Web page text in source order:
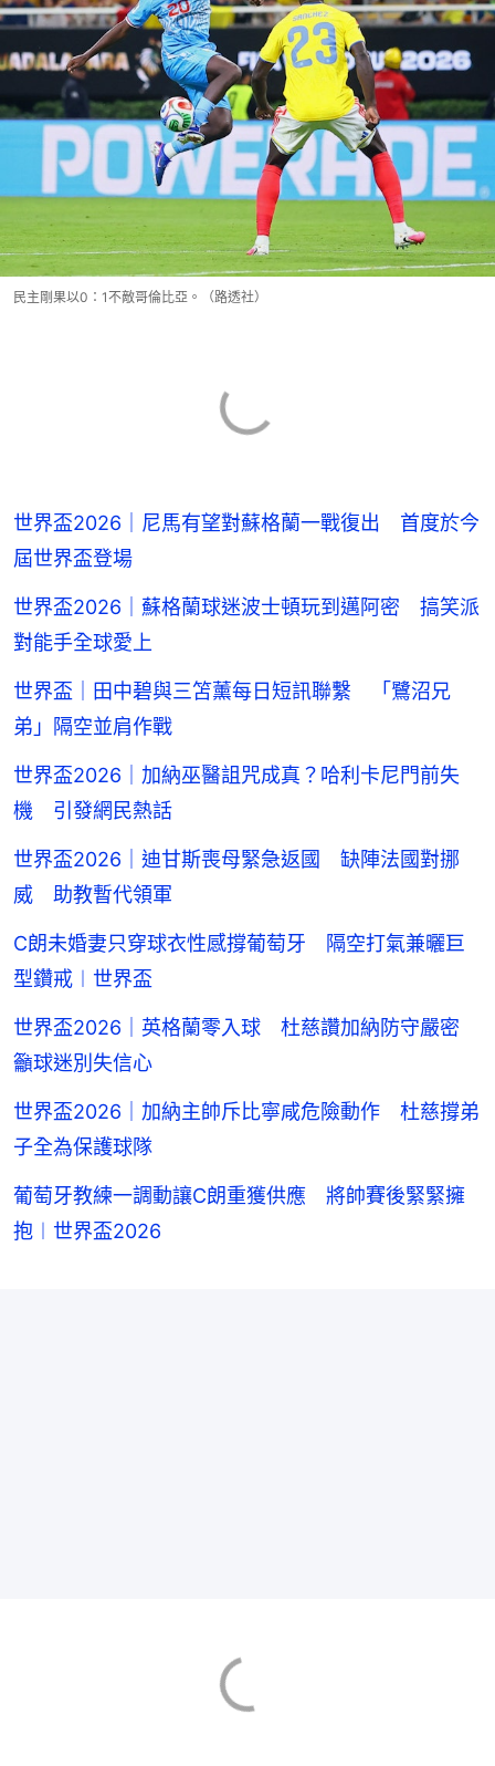
民主剛果以0：1不敵哥倫比亞。（路透社）
世界盃2026｜尼馬有望對蘇格蘭一戰復出 首度於今
屆世界盃登場
世界盃2026｜蘇格蘭球迷波士頓玩到邁阿密 搞笑派
對能手全球愛上
世界盃｜田中碧與三笘薰每日短訊聯繫 「鷺沼兄
弟」隔空並肩作戰
世界盃2026｜加納巫醫詛咒成真？哈利卡尼門前失
機 引發網民熱話
世界盃2026｜迪甘斯喪母緊急返國 缺陣法國對挪
威 助教暫代領軍
C朗未婚妻只穿球衣性感撐葡萄牙 隔空打氣兼曬巨
型鑽戒︱世界盃
世界盃2026｜英格蘭零入球 杜慈讚加納防守嚴密
籲球迷別失信心
世界盃2026｜加納主帥斥比寧咸危險動作 杜慈撐弟
子全為保護球隊
葡萄牙教練一調動讓C朗重獲供應 將帥賽後緊緊擁
抱︱世界盃2026